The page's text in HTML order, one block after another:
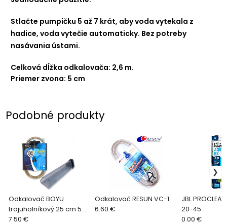
Stlačte pumpičku 5 až 7 krát, aby voda vytekala z
hadice, voda vytečie automaticky. Bez potreby
nasávania ústami.
Celková dĺžka odkalovača: 2,6 m.
Priemer zvona: 5 cm
Podobné produkty
Odkalovač BOYU
trojuholníkový 25 cm 5.3
cm
7.50 €
Odkalovač RESUN VC-1
6.60 €
JBL
20-45
0.00 €